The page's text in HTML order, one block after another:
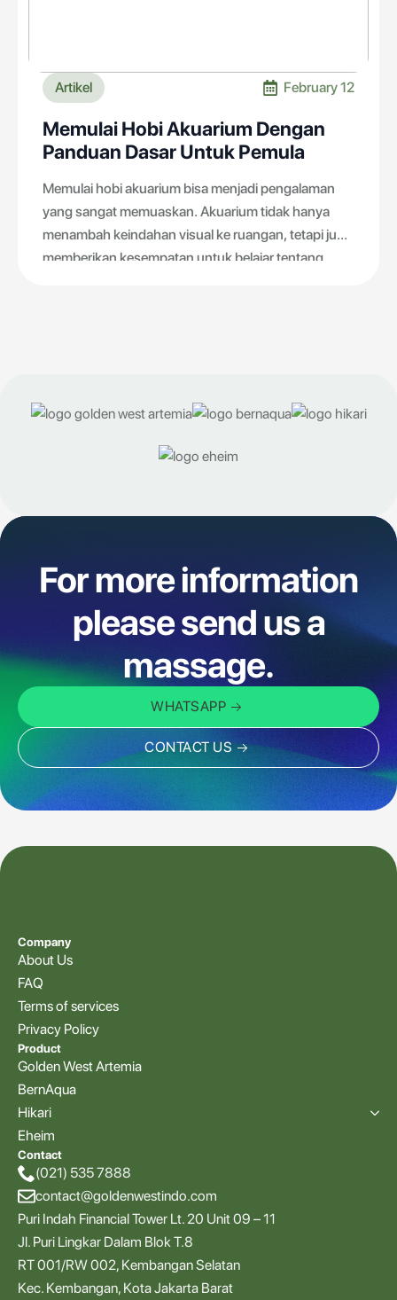
Artikel February 12
Memulai Hobi Akuarium Dengan
Panduan Dasar Untuk Pemula
Memulai hobi akuarium bisa menjadi pengalaman
yang sangat memuaskan. Akuarium tidak hanya
menambah keindahan visual ke ruangan, tetapi juga
memberikan kesempatan untuk belajar tentang
For more information
please send us a
massage.
WHATSAPP
CONTACT US
Company
About Us
FAQ
Terms of services
Privacy Policy
Product
Golden West Artemia
BernAqua
Hikari
Eheim
Contact
(021) 535 7888
contact@goldenwestindo.com
Puri Indah Financial Tower Lt. 20 Unit 09 – 11
Jl. Puri Lingkar Dalam Blok T.8
RT 001/RW 002, Kembangan Selatan
Kec. Kembangan, Kota Jakarta Barat